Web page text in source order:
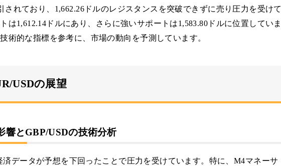
されており、1,662.26ドルのレジスタンスを突破できずに売り圧力を受けて
は1,612.14ドルにあり、さらに強いサポートは1,583.80ドルに位置していま
術的な指標を参考に、市場の動向を予測しています。
USDの展望
響とGBP/USDの技術分析
済データが予想を下回ったことで圧力を受けています。特に、M4マネーサ